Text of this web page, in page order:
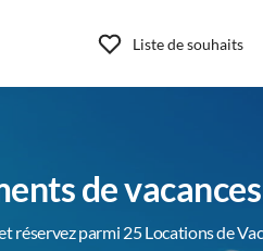
Liste de souhaits
de
réservez parmi 25 Locations de